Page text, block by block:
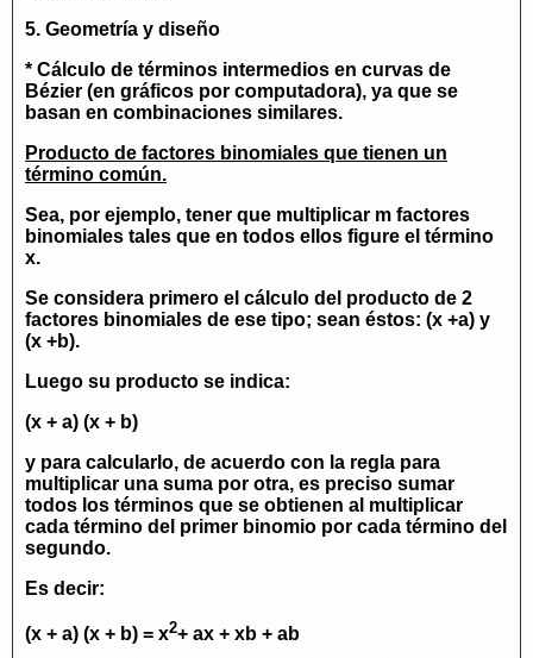
5. Geometría y diseño
* Cálculo de términos intermedios en curvas de
Bézier (en gráficos por computadora), ya que se
basan en combinaciones similares.
Producto de factores binomiales que tienen un
término común.
Sea, por ejemplo, tener que multiplicar m factores
binomiales tales que en todos ellos figure el término
x.
Se considera primero el cálculo del producto de 2
factores binomiales de ese tipo; sean éstos: (x +a) y
(x +b).
Luego su producto se indica:
(x + a) (x + b)
y para calcularlo, de acuerdo con la regla para
multiplicar una suma por otra, es preciso sumar
todos los términos que se obtienen al multiplicar
cada término del primer binomio por cada término del
segundo.
Es decir:
(x + a) (x + b) = x2+ ax + xb + ab